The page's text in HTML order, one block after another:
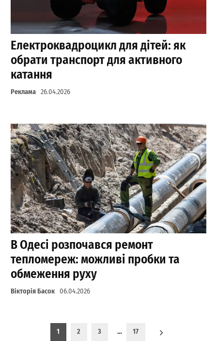
Електроквадроцикл для дітей: як
обрати транспорт для активного
катання
Реклама 26.04.2026
В Одесі розпочався ремонт
тепломереж: можливі пробки та
обмеження руху
Вікторія Басок 06.04.2026
Пагинация записей
1 2 3 … 17